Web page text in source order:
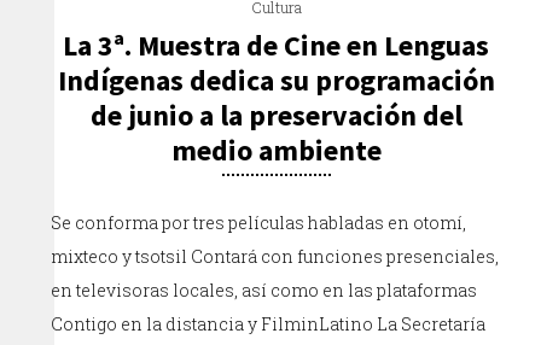
Cultura
La 3ª. Muestra de Cine en Lenguas
Indígenas dedica su programación
de junio a la preservación del
medio ambiente
Se conforma por tres películas habladas en otomí,
mixteco y tsotsil Contará con funciones presenciales,
en televisoras locales, así como en las plataformas
Contigo en la distancia y FilminLatino La Secretaría